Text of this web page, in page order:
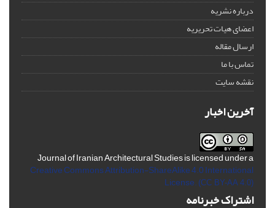
درباره نشریه
اعضای هیات تحریریه
ارسال مقاله
تماس با ما
نقشه سایت
آخرین اخبار
Journal of Iranian Architectural Studies is licensed under a
Creative Commons Attribution-ShareAlike 4.0 International
License. (CC BY-AA 4.0)
اشتراک خبرنامه